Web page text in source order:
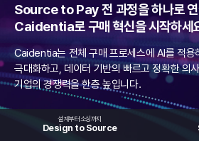
Source to Pay 전 과정을 하나로 연
Caidentia로 구매 혁신을 시작하세
Caidentia는 전체 구매 프로세스에 AI를 적용
극대화하고, 데이터 기반의 빠르고 정확한 의
기업의 경쟁력을 한층 높입니다.
설계부터 소싱까지
Design to Source